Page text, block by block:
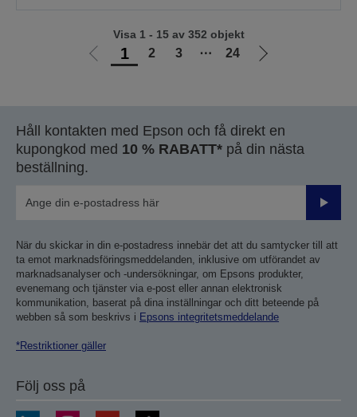
Gå
1 2 3 ⋯ 24
Gå
Visa 1 - 15 av 352 objekt
Håll kontakten med Epson och få direkt en
kupongkod med 10 % RABATT* på din nästa
beställning.
Skicka
När du skickar in din e-postadress innebär det att du samtycker till att
ta emot marknadsföringsmeddelanden, inklusive om utförandet av
marknadsanalyser och -undersökningar, om Epsons produkter,
evenemang och tjänster via e-post eller annan elektronisk
kommunikation, baserat på dina inställningar och ditt beteende på
webben så som beskrivs i Epsons integritetsmeddelande
*Restriktioner gäller
Följ oss på